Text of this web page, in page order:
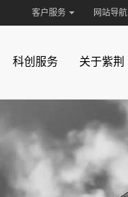
客户服务
010-58246376
网站导航
科创服务 关于紫荆